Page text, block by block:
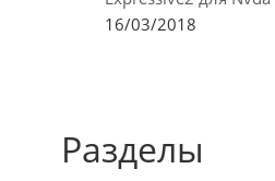
16/03/2018
Разделы